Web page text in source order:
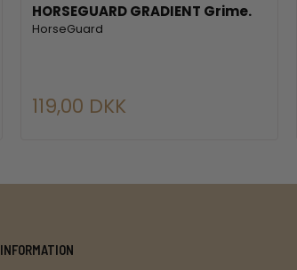
HORSEGUARD GRADIENT Grime.
HorseGuard
119,00 DKK
INFORMATION